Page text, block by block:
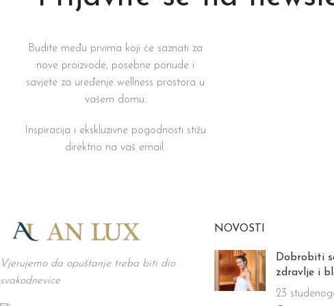
Budite među prvima koji će saznati za
nove proizvode, posebne ponude i
savjete za uređenje wellness prostora u
vašem domu.
Inspiracija i ekskluzivne pogodnosti stižu
direktno na vaš email.
Vjerujemo da opuštanje treba biti dio
svakodnevice
NOVOSTI
Dobrobiti
zdravlje i
23